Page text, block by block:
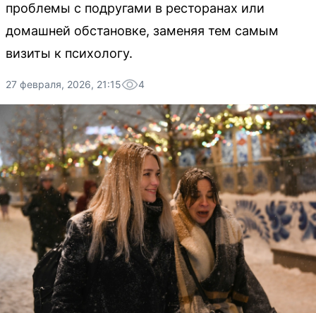
проблемы с подругами в ресторанах или
домашней обстановке, заменяя тем самым
визиты к психологу.
27 февраля, 2026, 21:15 4